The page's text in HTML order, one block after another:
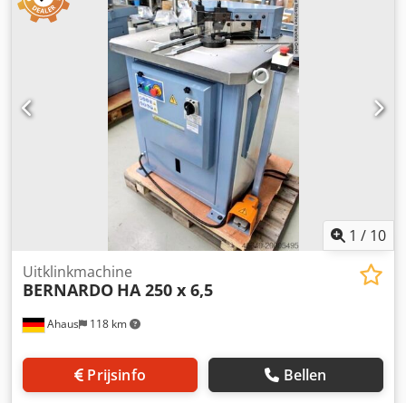
1 / 10
Ahaus 118 km
Uitklinkmachine
BERNARDO HA 250 x 6,5
Prijsinfo Bellen